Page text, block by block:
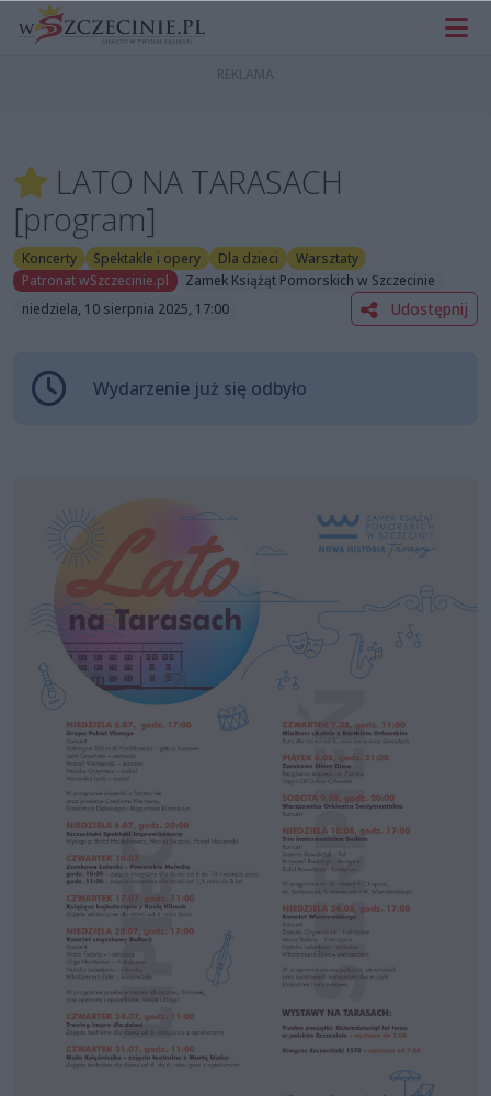
LATO NA TARASACH
[program]
Koncerty Spektakle i opery Dla dzieci
Warsztaty
Patronat wSzczecinie.pl
Zamek Książąt Pomorskich w Szczecinie
niedziela, 10 sierpnia 2025, 17:00
Udostępnij
Wydarzenie już się odbyło